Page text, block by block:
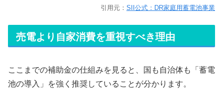
引用元： SII公式：DR家庭用蓄電池事業
売電より自家消費を重視すべき理由
ここまでの補助金の仕組みを見ると、国も自治体も「蓄電
池の導入」を強く推奨していることが分かります。